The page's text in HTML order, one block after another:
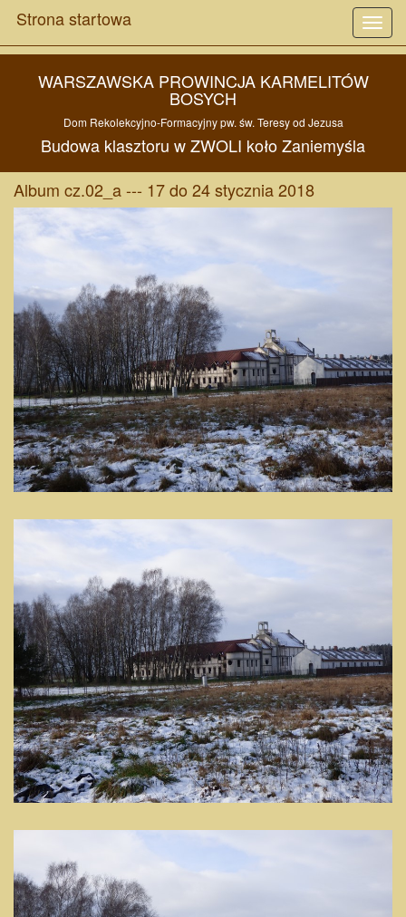
Strona startowa
WARSZAWSKA PROWINCJA KARMELITÓW
BOSYCH
Dom Rekolekcyjno-Formacyjny pw. św. Teresy od Jezusa
Budowa klasztoru wZWOLI kołoZaniemyśla
Album cz.02_a --- 17 do 24 stycznia 2018